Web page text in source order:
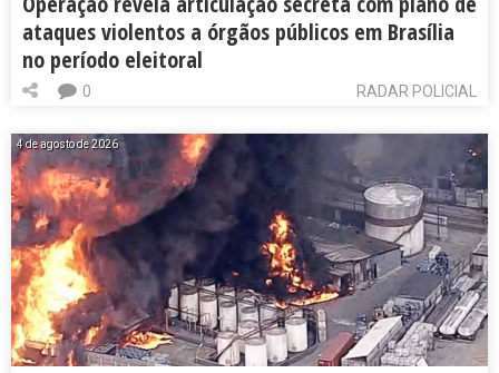
ataques violentos a órgãos públicos em Brasília
no período eleitoral
RADAR POLICIAL
0
4 de agosto de 2026